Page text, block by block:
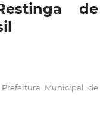
de
Municipal de